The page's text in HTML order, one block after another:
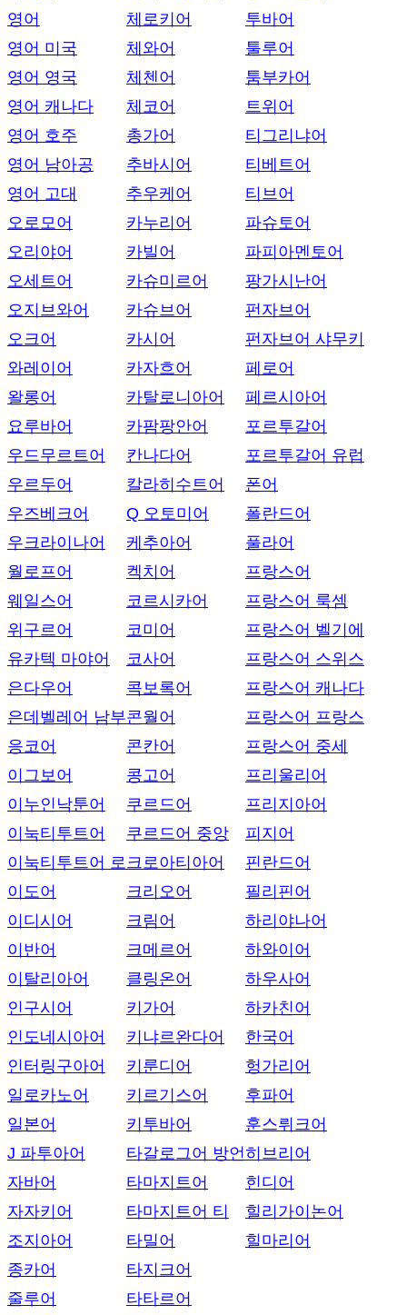
영어
영어 미국
영어 영국
영어 캐나다
영어 호주
영어 남아공
영어 고대
오로모어
오리야어
오세트어
오지브와어
오크어
와레이어
왈롱어
요루바어
우드무르트어
우르두어
우즈베크어
우크라이나어
월로프어
웨일스어
위구르어
유카텍 마야어
은다우어
은데벨레어 남부
응코어
이그보어
이누인낙툰어
이눅티투트어
이눅티투트어 로
이도어
이디시어
이반어
이탈리아어
인구시어
인도네시아어
인터링구아어
일로카노어
일본어
J 파투아어
자바어
자자키어
조지아어
종카어
줄루어
체로키어
체와어
체첸어
체코어
총가어
추바시어
추우케어
카누리어
카빌어
카슈미르어
카슈브어
카시어
카자흐어
카탈로니아어
카팜팡안어
칸나다어
칼라히수트어
Q 오토미어
케추아어
켁치어
코르시카어
코미어
코사어
콕보록어
콘월어
콘칸어
콩고어
쿠르드어
쿠르드어 중앙
크로아티아어
크리오어
크림어
크메르어
클링온어
키가어
키냐르완다어
키룬디어
키르기스어
키투바어
타갈로그어 방언
타마지트어
타마지트어 티
타밀어
타지크어
타타르어
투바어
툴루어
툼부카어
트위어
티그리냐어
티베트어
티브어
파슈토어
파피아멘토어
팡가시난어
펀자브어
펀자브어 샤무키
페로어
페르시아어
포르투갈어
포르투갈어 유럽
폰어
폴란드어
풀라어
프랑스어
프랑스어 룩셈
프랑스어 벨기에
프랑스어 스위스
프랑스어 캐나다
프랑스어 프랑스
프랑스어 중세
프리울리어
프리지아어
피지어
핀란드어
필리핀어
하리야나어
하와이어
하우사어
하카친어
한국어
헝가리어
후파어
훈스뤼크어
히브리어
힌디어
힐리가이논어
힐마리어